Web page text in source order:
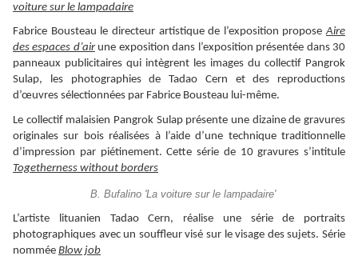
voiture sur le lampadaire
Fabrice Bousteau le directeur artistique de l’exposition proposeAire
des espaces d’airune exposition dans l’exposition présentée dans 30
panneaux publicitaires qui intègrent les images du collectif Pangrok
Sulap, les photographies de Tadao Cern et des reproductions
d’œuvres sélectionnées par Fabrice Bousteau lui-même.
Le collectif malaisien Pangrok Sulap présente une dizaine de gravures
originales sur bois réalisées à l’aide d’une technique traditionnelle
d’impression par piétinement. Cette série de 10 gravures s’intitule
Togetherness without borders
B. Bufalino 'La voiture sur le lampadaire'
L’artiste lituanien Tadao Cern, réalise une série de portraits
photographiques avec un souffleur visé sur le visage des sujets. Série
nommée Blow job